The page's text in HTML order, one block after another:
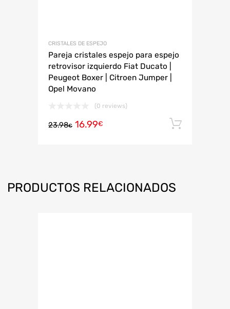
CRISTALES DE ESPEJO
Pareja cristales espejo para espejo
retrovisor izquierdo Fiat Ducato |
Peugeot Boxer | Citroen Jumper |
Opel Movano
(0 reviews)
23.98€ 16.99€
PRODUCTOS RELACIONADOS